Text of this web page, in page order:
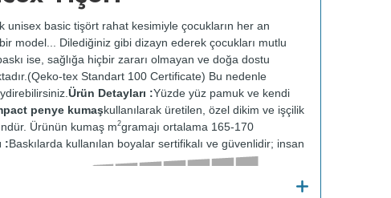
unisex basic tişört rahat kesimiyle çocukların her an
model... Dilediğiniz gibi dizayn ederek çocukları mutlu
ise, sağlığa hiçbir zararı olmayan ve doğa dostu
tex Standart 100 Certificate) Bu nedenle
Ürün Detayları :Yüzde yüz pamuk ve kendi
penye kumaşkullanılarak üretilen, özel dikim ve işçilik
Ürünün kumaş m2gramajı ortalama 165-170
:Baskılarda kullanılan boyalar sertifikalı ve güvenlidir; insan
30